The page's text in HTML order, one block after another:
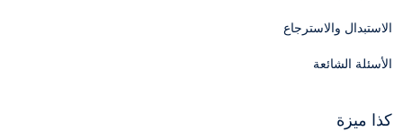
الاستبدال والاسترجاع
الأسئلة الشائعة
كذا ميزة